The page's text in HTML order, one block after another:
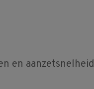
en aanzetsnelheid